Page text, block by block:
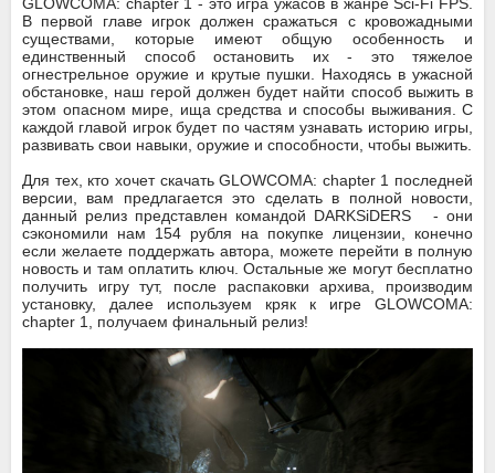
GLOWCOMA: chapter 1 - это игра ужасов в жанре Sci-Fi FPS.
В первой главе игрок должен сражаться с кровожадными
существами, которые имеют общую особенность и
единственный способ остановить их - это тяжелое
огнестрельное оружие и крутые пушки. Находясь в ужасной
обстановке, наш герой должен будет найти способ выжить в
этом опасном мире, ища средства и способы выживания. С
каждой главой игрок будет по частям узнавать историю игры,
развивать свои навыки, оружие и способности, чтобы выжить.
Для тех, кто хочет скачать GLOWCOMA: chapter 1 последней
версии, вам предлагается это сделать в полной новости,
данный релиз представлен командой DARKSiDERS
- они
сэкономили нам 154 рубля на покупке лицензии, конечно
если желаете поддержать автора, можете перейти в полную
новость и там оплатить ключ. Остальные же могут бесплатно
получить игру тут, после распаковки архива, производим
установку, далее используем кряк к игре GLOWCOMA:
chapter 1, получаем финальный релиз!